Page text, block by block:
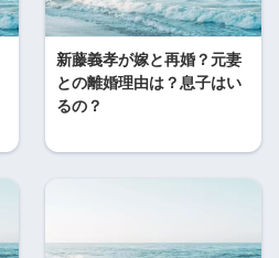
新藤義孝が嫁と再婚？元妻
との離婚理由は？息子はい
るの？